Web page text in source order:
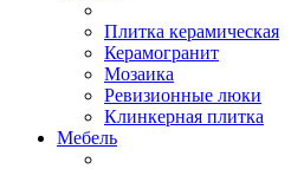
Плитка керамическая
Керамогранит
Мозаика
Ревизионные люки
Клинкерная плитка
Мебель